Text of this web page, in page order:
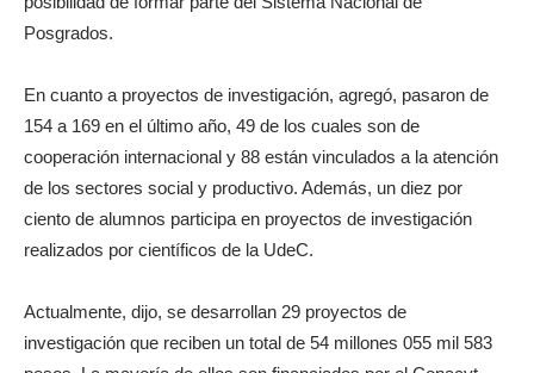
Posgrados.
En cuanto a proyectos de investigación, agregó, pasaron de
154 a 169 en el último año, 49 de los cuales son de
cooperación internacional y 88 están vinculados a la atención
de los sectores social y productivo. Además, un diez por
ciento de alumnos participa en proyectos de investigación
realizados por científicos de la UdeC.
Actualmente, dijo, se desarrollan 29 proyectos de
investigación que reciben un total de 54 millones 055 mil 583